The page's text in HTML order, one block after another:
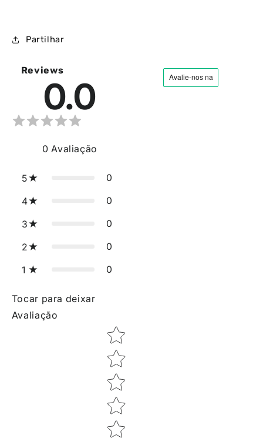
Partilhar
Reviews
0.0
0 Avaliação
5 0
4 0
3 0
2 0
1 0
Tocar para deixar
Avaliação
Star rating